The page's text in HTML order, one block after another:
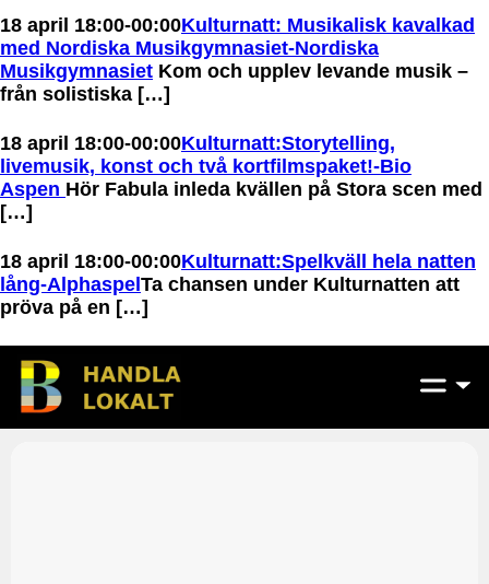
18 april 18:00-00:00Kulturnatt: Musikalisk kavalkad
med Nordiska Musikgymnasiet-Nordiska
Musikgymnasiet Kom och upplev levande musik –
från solistiska […]
18 april 18:00-00:00Kulturnatt:Storytelling,
livemusik, konst och två kortfilmspaket!-Bio
Aspen Hör Fabula inleda kvällen på Stora scen med
[…]
18 april 18:00-00:00Kulturnatt:Spelkväll hela natten
lång-AlphaspelTa chansen under Kulturnatten att
pröva på en […]